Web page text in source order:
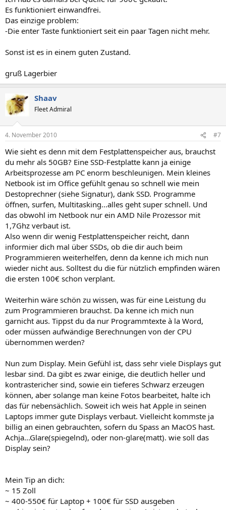
Es funktioniert einwandfrei.
Das einzige problem:
-Die enter Taste funktioniert seit ein paar Tagen nicht mehr.
Sonst ist es in einem guten Zustand.
gruß Lagerbier
Shaav
Fleet Admiral
4. November 2010 #7
Wie sieht es denn mit dem Festplattenspeicher aus, brauchst
du mehr als 50GB? Eine SSD-Festplatte kann ja einige
Arbeitsprozesse am PC enorm beschleunigen. Mein kleines
Netbook ist im Office gefühlt genau so schnell wie mein
Destoprechner (siehe Signatur), dank SSD. Programme
öffnen, surfen, Multitasking...alles geht super schnell. Und
das obwohl im Netbook nur ein AMD Nile Prozessor mit
1,7Ghz verbaut ist.
Also wenn dir wenig Festplattenspeicher reicht, dann
informier dich mal über SSDs, ob die dir auch beim
Programmieren weiterhelfen, denn da kenne ich mich nun
wieder nicht aus. Solltest du die für nützlich empfinden wären
die ersten 100€ schon verplant.
Weiterhin wäre schön zu wissen, was für eine Leistung du
zum Programmieren brauchst. Da kenne ich mich nun
garnicht aus. Tippst du da nur Programmtexte à la Word,
oder müssen aufwändige Berechnungen von der CPU
übernommen werden?
Nun zum Display. Mein Gefühl ist, dass sehr viele Displays gut
lesbar sind. Da gibt es zwar einige, die deutlich heller und
kontrastericher sind, sowie ein tieferes Schwarz erzeugen
können, aber solange man keine Fotos bearbeitet, halte ich
das für nebensächlich. Soweit ich weis hat Apple in seinen
Laptops immer gute Displays verbaut. Vielleicht kommste ja
billig an einen gebrauchten, sofern du Spass an MacOS hast.
Achja...Glare(spiegelnd), oder non-glare(matt). wie soll das
Display sein?
Mein Tip an dich:
~ 15 Zoll
~ 400-550€ für Laptop + 100€ für SSD ausgeben